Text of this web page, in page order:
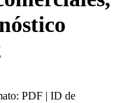
PDF | ID de